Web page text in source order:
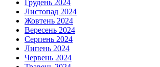
Грудень 2024
Листопад 2024
Жовтень 2024
Вересень 2024
Серпень 2024
Липень 2024
Червень 2024